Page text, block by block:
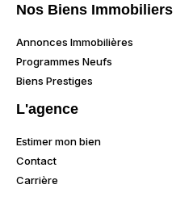
Nos Biens Immobiliers
Annonces Immobilières
Programmes Neufs
Biens Prestiges
L'agence
Estimer mon bien
Contact
Carrière